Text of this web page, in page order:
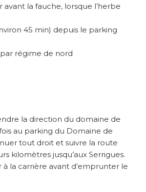
avant la fauche, lorsque l’herbe
45 min) depuis le parking
régime de nord
la direction du domaine de
au parking du Domaine de
tout droit et suivre la route
kilomètres jusqu’aux Serrigues.
à la carrière avant d’emprunter le